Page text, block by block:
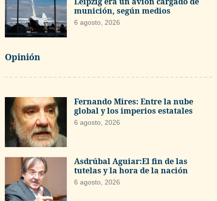
munición, según medios
6 agosto, 2026
Opinión
Fernando Mires: Entre la nube
global y los imperios estatales
6 agosto, 2026
Asdrúbal Aguiar:El fin de las
tutelas y la hora de la nación
6 agosto, 2026